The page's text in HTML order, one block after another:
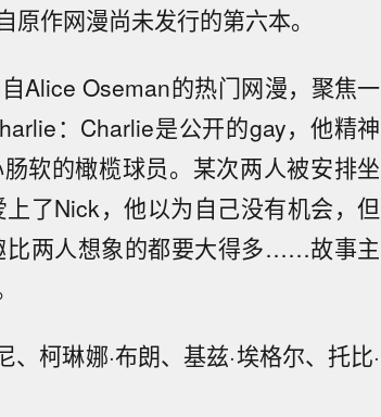
作网漫尚未发行的第六本。
Alice Oseman的热门网漫，聚焦一
：Charlie是公开的gay，他精神
软的橄榄球员。某次两人被安排坐
了Nick，他以为自己没有机会，但
比两人想象的都要大得多……故事主
、柯琳娜·布朗、基兹·埃格尔、托比·